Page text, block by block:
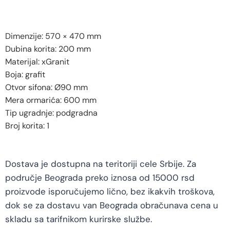
Dimenzije: 570 × 470 mm
Dubina korita: 200 mm
Materijal: xGranit
Boja: grafit
Otvor sifona: Ø90 mm
Mera ormarića: 600 mm
Tip ugradnje: podgradna
Broj korita: 1
Dostava je dostupna na teritoriji cele Srbije. Za
područje Beograda preko iznosa od 15000 rsd
proizvode isporučujemo lično, bez ikakvih troškova,
dok se za dostavu van Beograda obračunava cena u
skladu sa tarifnikom kurirske službe.